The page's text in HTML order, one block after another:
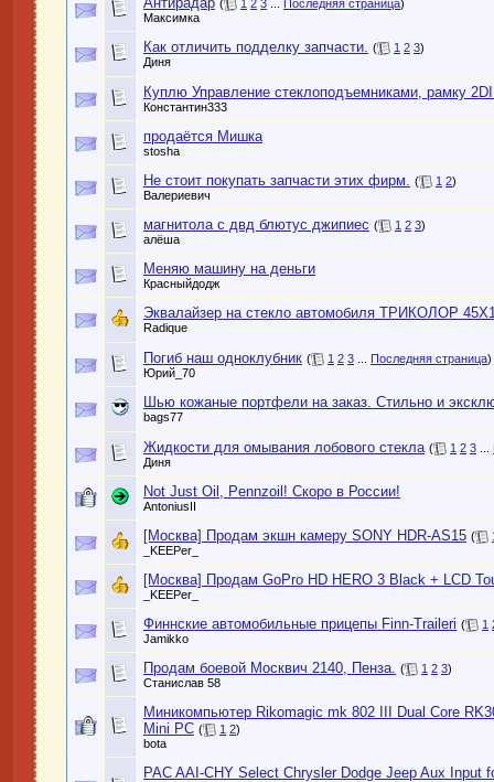
( 1 2 3 Последняя страница)
Максимка
Как отличить подделку запчасти. ( 1 2 3)
Диня
Куплю Управление стеклоподъемниками, рамку
Константин333
продаётся Мишка
stosha
Не стоит покупать запчасти этих фирм. ( 1 2)
Валериевич
магнитола с двд блютус джипиес ( 1 2 3)
алёша
Меняю машину на деньги
Красныйдодж
Эквалайзер на стекло автомобиля ТРИКОЛОР
Radique
Погиб наш одноклубник ( 1 2 3 Последняя страница)
Юрий_70
Шью кожаные портфели на заказ. Стильно и
bags77
Жидкости для омывания лобового стекла ( 1 2 3
Диня
Not Just Oil, Pennzoil! Cкоро в России!
AntoniusII
[Москва] Продам экшн камеру SONY HDR-AS15 (
_KEEPer_
[Москва] Продам GoPro HD HERO 3 Black + LCD
_KEEPer_
Финнские автомобильные прицепы Finn-Traileri ( 1
Jamikko
Продам боевой Москвич 2140, Пенза. ( 1 2 3)
Станислав 58
Миникомпьютер Rikomagic mk 802 III Dual Core
Mini PC ( 1 2)
bota
PAC AAI-CHY Select Chrysler Dodge Jeep Aux Input